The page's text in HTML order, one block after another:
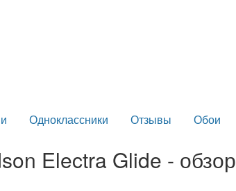
Одноклассники Отзывы Обои
Electra Glide - обзор